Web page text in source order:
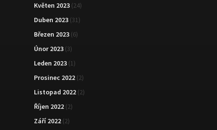
Květen 2023 (24)
Duben 2023 (31)
Březen 2023 (6)
Únor 2023 (3)
Leden 2023 (1)
Prosinec 2022 (2)
Listopad 2022 (2)
Říjen 2022 (2)
Září 2022 (2)